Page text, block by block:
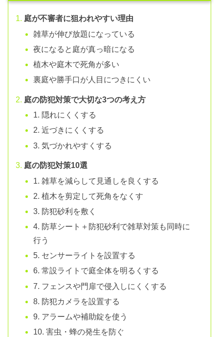
庭が不審者に狙われやすい理由
雑草が伸び放題になっている
夜になると庭が真っ暗になる
植木や庭木で死角が多い
裏庭や勝手口が人目につきにくい
庭の防犯対策で大切な3つの考え方
1. 隠れにくくする
2. 近づきにくくする
3. 気づかれやすくする
庭の防犯対策10選
1. 雑草を減らして見通しを良くする
2. 植木を剪定して死角をなくす
3. 防犯砂利を敷く
4. 防草シート＋防犯砂利で雑草対策も同時に
行う
5. センサーライトを設置する
6. 常設ライトで庭全体を明るくする
7. フェンスや門扉で侵入しにくくする
8. 防犯カメラを設置する
9. アラームや補助錠を使う
10. 害虫・蜂の発生を防ぐ